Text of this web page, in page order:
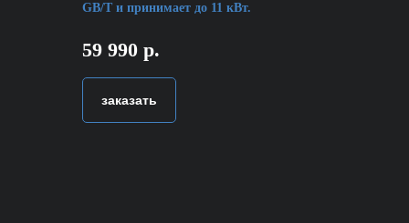
GB/T и принимает до 11 кВт.
59 990 р.
заказать